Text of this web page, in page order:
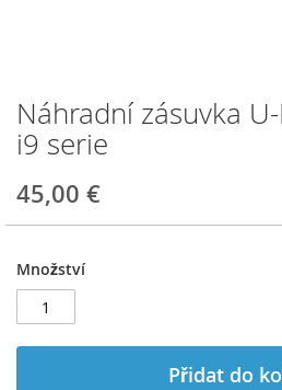
Náhradní zásuvka
i9 serie
45,00 €
Množství
Přidat do
Přeskočit
na
začátek
s